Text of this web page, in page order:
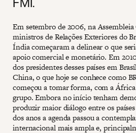
Em setembro de 2006, na
ministros de Relações Exteriores do
Índia começaram a delinear o que
apoio comercial e monetário. Em
dos presidentes desses países em
China, o que hoje se conhece como
começou a tomar forma, com a
grupo. Embora no início tenham
produzir maior diálogo entre os
dos anos a agenda passou a
internacional mais ampla e,